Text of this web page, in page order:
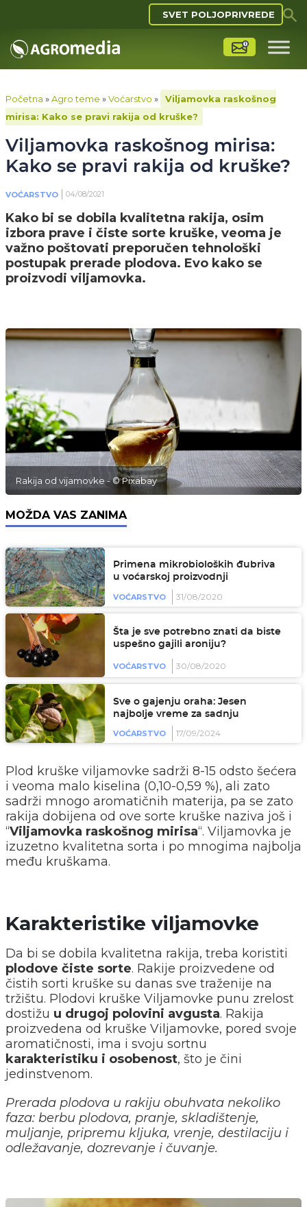
SVET POLJOPRIVREDE
Početna »Agro teme »Voćarstvo »
Viljamovka raskošnog
mirisa: Kako se pravi rakija od kruške?
Viljamovka raskošnog mirisa:
Kako se pravi rakija od kruške?
VOĆARSTVO 04/08/2021
Kako bi se dobila kvalitetna rakija, osim
izbora prave i čiste sorte kruške, veoma je
važno poštovati preporučen tehnološki
postupak prerade plodova. Evo kako se
proizvodi viljamovka.
Rakija od vijamovke - © Pixabay
MOŽDA VAS ZANIMA
Primena mikrobioloških đubriva
u voćarskoj proizvodnji
VOĆARSTVO 31/08/2020
Šta je sve potrebno znati da biste
uspešno gajili aroniju?
VOĆARSTVO 30/08/2020
Sve o gajenju oraha: Jesen
najbolje vreme za sadnju
VOĆARSTVO 17/09/2024
Plod kruške viljamovke sadrži 8-15 odsto šećera
i veoma malo kiselina (0,10-0,59 %), ali zato
sadrži mnogo aromatičnih materija, pa se zato
rakija dobijena od ove sorte kruške naziva još i
“Viljamovka raskošnog mirisa“. Viljamovka je
izuzetno kvalitetna sorta i po mnogima najbolja
među kruškama.
Karakteristike viljamovke
Da bi se dobila kvalitetna rakija, treba koristiti
plodove čiste sorte. Rakije proizvedene od
čistih sorti kruške su danas sve traženije na
tržištu. Plodovi kruške Viljamovke punu zrelost
dostižu u drugoj polovini avgusta. Rakija
proizvedena od kruške Viljamovke, pored svoje
aromatičnosti, ima i svoju sortnu
karakteristiku i osobenost, što je čini
jedinstvenom.
Prerada plodova u rakiju obuhvata nekoliko
faza: berbu plodova, pranje, skladištenje,
muljanje, pripremu kljuka, vrenje, destilaciju i
odležavanje, dozrevanje i čuvanje.